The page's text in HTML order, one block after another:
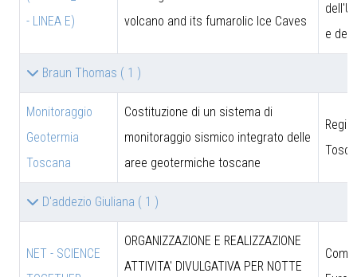
- LINEA E)
volcano and its fumarolic Ice Caves
e
Braun Thomas ( 1 )
Monitoraggio
Geotermia
Toscana
Costituzione di un sistema di
monitoraggio sismico integrato delle
aree geotermiche toscane
D'addezio Giuliana ( 1 )
NET - SCIENCE
ORGANIZZAZIONE E REALIZZAZIONE
ATTIVITA' DIVULGATIVA PER NOTTE